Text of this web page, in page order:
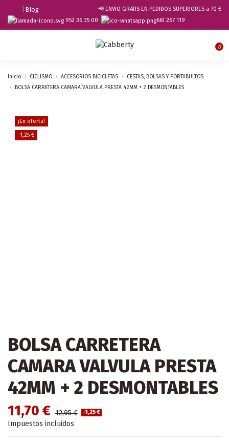
Blog
📢 ENVIO GRATIS EN PEDIDOS SUPERIORES a 70 €
952 36 35 00
661 267 119
0
Inicio CICLISMO ACCESORIOS BICICLETAS
CESTAS, BOLSAS Y PORTABULTOS
BOLSA CARRETERA CAMARA VALVULA PRESTA 42MM + 2 DESMONTABLES
¡En oferta!
-1,25 €
BOLSA CARRETERA
CAMARA VALVULA PRESTA
42MM + 2 DESMONTABLES
11,70 € 12,95 € -1,25 €
Impuestos incluidos